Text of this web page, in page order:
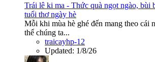
Trái lê ki ma - Thức quà ngọt ngào, bùi
tuổi thơ ngày hè
Mỗi khi mùa hè ghé đến mang theo cái
thể chúng ta...
traicayhp-12
Updated: 1/8/26